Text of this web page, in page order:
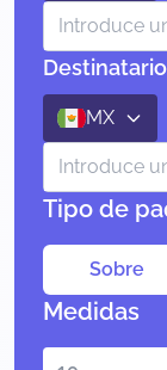
Destinatario
MX
Tipo de
Sobre
Medidas